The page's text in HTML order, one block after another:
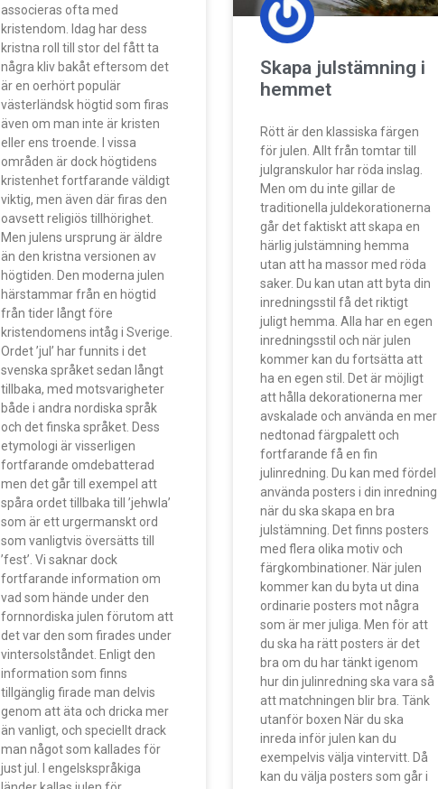
associeras ofta med
kristendom. Idag har dess
kristna roll till stor del fått ta
några kliv bakåt eftersom det
är en oerhört populär
västerländsk högtid som firas
även om man inte är kristen
eller ens troende. I vissa
områden är dock högtidens
kristenhet fortfarande väldigt
viktig, men även där firas den
oavsett religiös tillhörighet.
Men julens ursprung är äldre
än den kristna versionen av
högtiden. Den moderna julen
härstammar från en högtid
från tider långt före
kristendomens intåg i Sverige.
Ordet ’jul’ har funnits i det
svenska språket sedan långt
tillbaka, med motsvarigheter
både i andra nordiska språk
och det finska språket. Dess
etymologi är visserligen
fortfarande omdebatterad
men det går till exempel att
spåra ordet tillbaka till ’jehwla’
som är ett urgermanskt ord
som vanligtvis översätts till
’fest’. Vi saknar dock
fortfarande information om
vad som hände under den
fornnordiska julen förutom att
det var den som firades under
vintersolståndet. Enligt den
information som finns
tillgänglig firade man delvis
genom att äta och dricka mer
än vanligt, och speciellt drack
man något som kallades för
just jul. I engelskspråkiga
Skapa julstämning i
hemmet
Rött är den klassiska färgen
för julen. Allt från tomtar till
julgranskulor har röda inslag.
Men om du inte gillar de
traditionella juldekorationerna
går det faktiskt att skapa en
härlig julstämning hemma
utan att ha massor med röda
saker. Du kan utan att byta din
inredningsstil få det riktigt
juligt hemma. Alla har en egen
inredningsstil och när julen
kommer kan du fortsätta att
ha en egen stil. Det är möjligt
att hålla dekorationerna mer
avskalade och använda en mer
nedtonad färgpalett och
fortfarande få en fin
julinredning. Du kan med fördel
använda posters i din inredning
när du ska skapa en bra
julstämning. Det finns posters
med flera olika motiv och
färgkombinationer. När julen
kommer kan du byta ut dina
ordinarie posters mot några
som är mer juliga. Men för att
du ska ha rätt posters är det
bra om du har tänkt igenom
hur din julinredning ska vara så
att matchningen blir bra. Tänk
utanför boxen När du ska
inreda inför julen kan du
exempelvis välja vintervitt. Då
kan du välja posters som går i